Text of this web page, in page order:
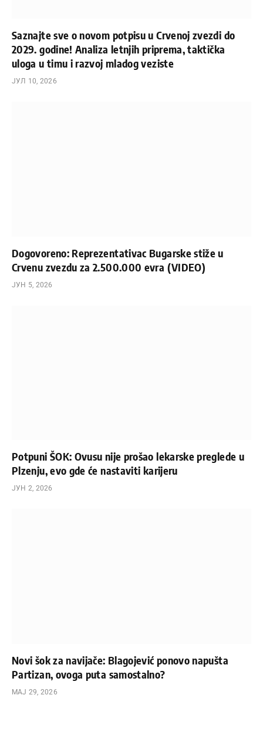
Saznajte sve o novom potpisu u Crvenoj zvezdi do
2029. godine! Analiza letnjih priprema, taktička
uloga u timu i razvoj mladog veziste
ЈУЛ 10, 2026
Dogovoreno: Reprezentativac Bugarske stiže u
Crvenu zvezdu za 2.500.000 evra (VIDEO)
ЈУН 5, 2026
Potpuni ŠOK: Ovusu nije prošao lekarske preglede u
Plzenju, evo gde će nastaviti karijeru
ЈУН 2, 2026
Novi šok za navijače: Blagojević ponovo napušta
Partizan, ovoga puta samostalno?
МАЈ 29, 2026